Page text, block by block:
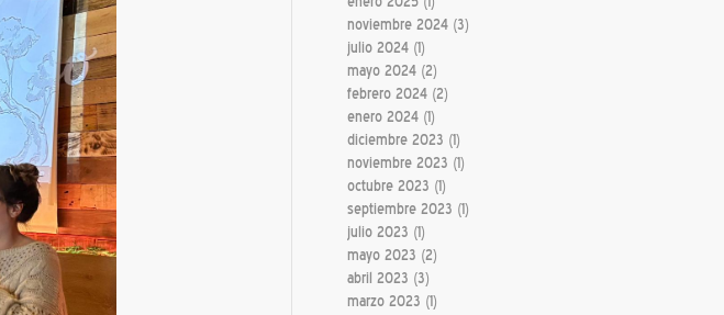
noviembre 2024 (3)
julio 2024 (1)
mayo 2024 (2)
febrero 2024 (2)
enero 2024 (1)
diciembre 2023 (1)
noviembre 2023 (1)
octubre 2023 (1)
septiembre 2023 (1)
julio 2023 (1)
mayo 2023 (2)
abril 2023 (3)
marzo 2023 (1)